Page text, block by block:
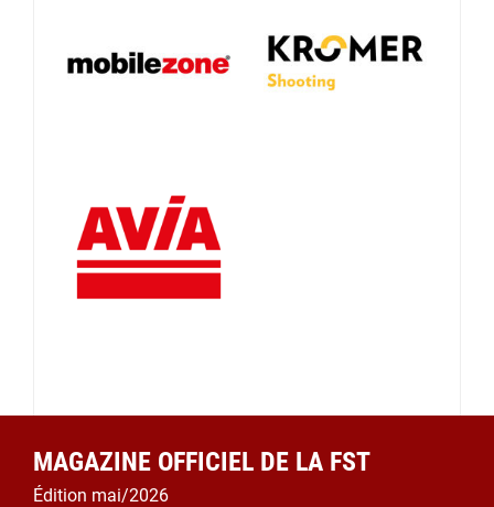
MAGAZINE OFFICIEL DE LA FST
Édition mai/2026